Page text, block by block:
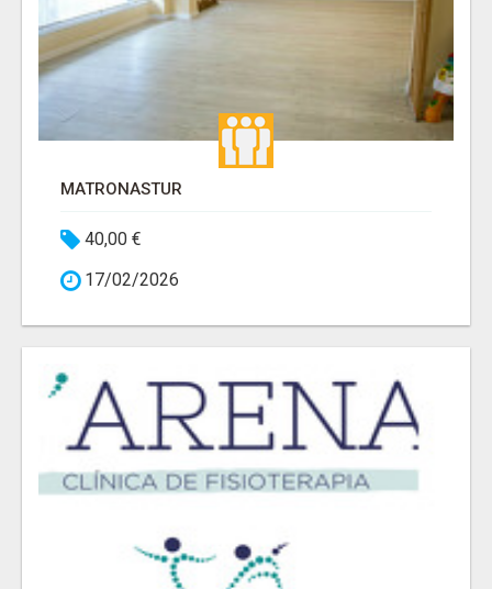
MATRONASTUR
40,00 €
17/02/2026